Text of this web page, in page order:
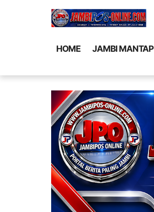
HOME JAMBI MANTAP